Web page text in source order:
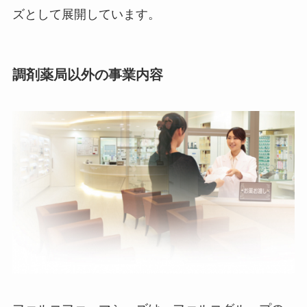
ズとして展開しています。
調剤薬局以外の事業内容